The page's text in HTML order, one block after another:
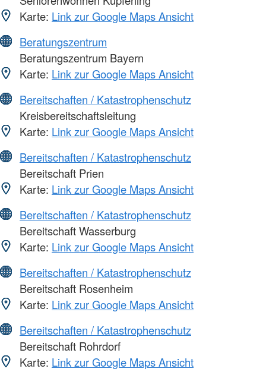
Karte: Link zur Google Maps Ansicht
Beratungszentrum
Beratungszentrum Bayern
Karte: Link zur Google Maps Ansicht
Bereitschaften / Katastrophenschutz
Kreisbereitschaftsleitung
Karte: Link zur Google Maps Ansicht
Bereitschaften / Katastrophenschutz
Bereitschaft Prien
Karte: Link zur Google Maps Ansicht
Bereitschaften / Katastrophenschutz
Bereitschaft Wasserburg
Karte: Link zur Google Maps Ansicht
Bereitschaften / Katastrophenschutz
Bereitschaft Rosenheim
Karte: Link zur Google Maps Ansicht
Bereitschaften / Katastrophenschutz
Bereitschaft Rohrdorf
Karte: Link zur Google Maps Ansicht